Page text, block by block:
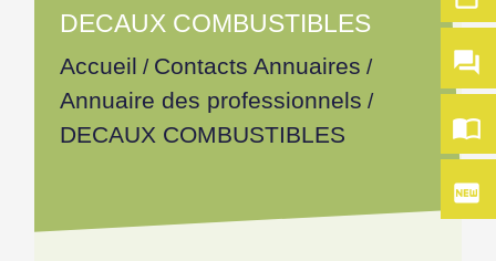
DECAUX COMBUSTIBLES
Accueil / Contacts Annuaires /
Annuaire des professionnels /
DECAUX COMBUSTIBLES
question_answer
import_contacts
fiber_new